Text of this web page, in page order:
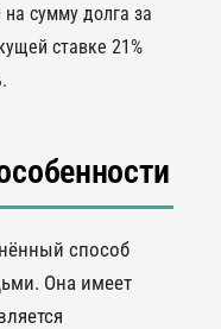
сумму долга за
ставке 21%
способ
Она имеет